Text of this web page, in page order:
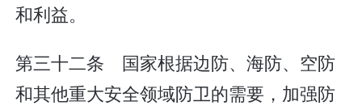
和利益。
第三十二条 国家根据边防、海防、空防
和其他重大安全领域防卫的需要，加强防